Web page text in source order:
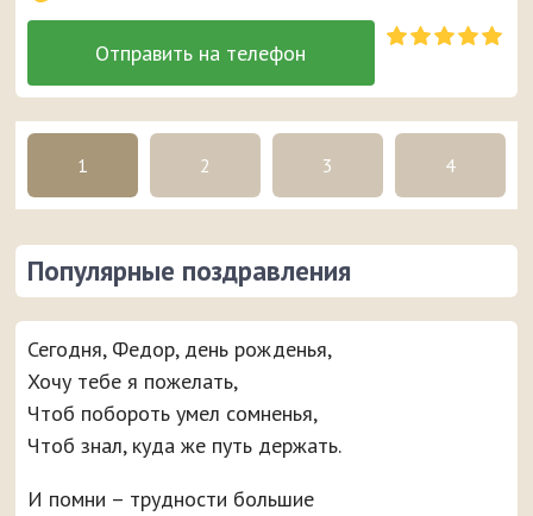
1 2 3 4
Популярные поздравления
Сегодня, Федор, день рожденья,
Хочу тебе я пожелать,
Чтоб побороть умел сомненья,
Чтоб знал, куда же путь держать.
И помни – трудности большие